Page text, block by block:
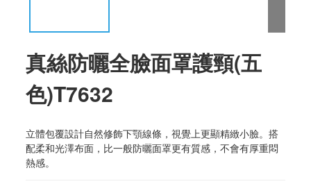
真絲防曬全臉面罩護頸(五
色)T7632
立體包覆設計自然修飾下顎線條，視覺上更顯精緻小臉。搭
配柔和光澤布面，比一般防曬面罩更有質感，不會有厚重悶
熱感。